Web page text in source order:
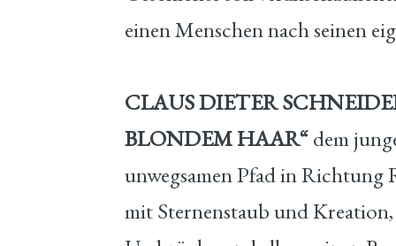
einen Menschen nach seinen
CLAUS DIETER
BLONDEM HAAR“dem
unwegsamen Pfad in
mit Sternenstaub und